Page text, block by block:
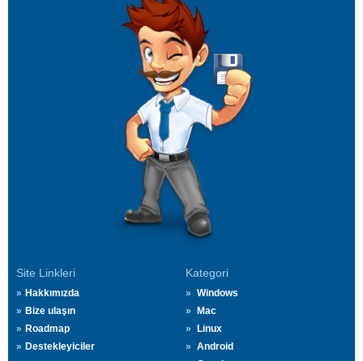
Site Linkleri
Hakkımızda
Bize ulaşın
Roadmap
Destekleyiciler
Kategori
Windows
Mac
Linux
Android